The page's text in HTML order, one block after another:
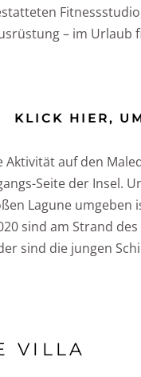
– im Urlaub
KLICK HIER,
Aktivität auf den
Seite der Insel.
Lagune umgeben
sind am Strand
sind die jungen
VILLA